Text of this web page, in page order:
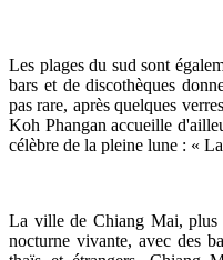
Les plages du sud sont
bars et de discothèques
pas rare, après quelques
Koh Phangan accueille
célèbre de la pleine lune : «
La ville de Chiang Mai, plus
nocturne vivante, avec des